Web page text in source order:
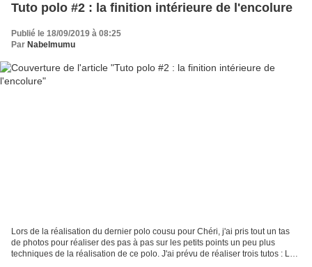
Tuto polo #2 : la finition intérieure de l'encolure
Publié le 18/09/2019 à 08:25
Par Nabelmumu
Lors de la réalisation du dernier polo cousu pour Chéri, j'ai pris tout un tas
de photos pour réaliser des pas à pas sur les petits points un peu plus
techniques de la réalisation de ce polo. J'ai prévu de réaliser trois tutos : La